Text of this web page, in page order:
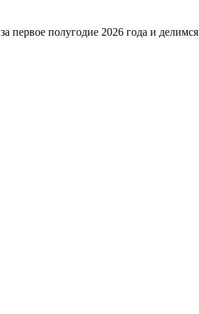
первое полугодие 2026 года и делимся